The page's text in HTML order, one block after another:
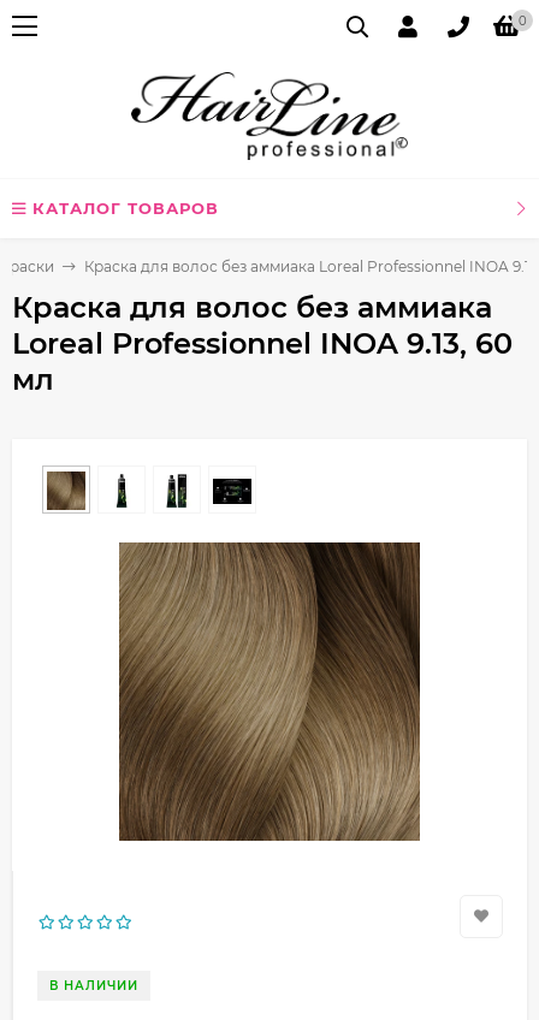
0
КАТАЛОГ ТОВАРОВ
Краски Краска для волос без аммиака Loreal Professionnel INOA
Краска для волос без аммиака
Loreal Professionnel INOA 9.13, 60
мл
В НАЛИЧИИ